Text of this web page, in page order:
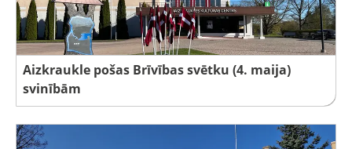
Aizkraukle pošas Brīvības svētku (4. maija)
svinībām